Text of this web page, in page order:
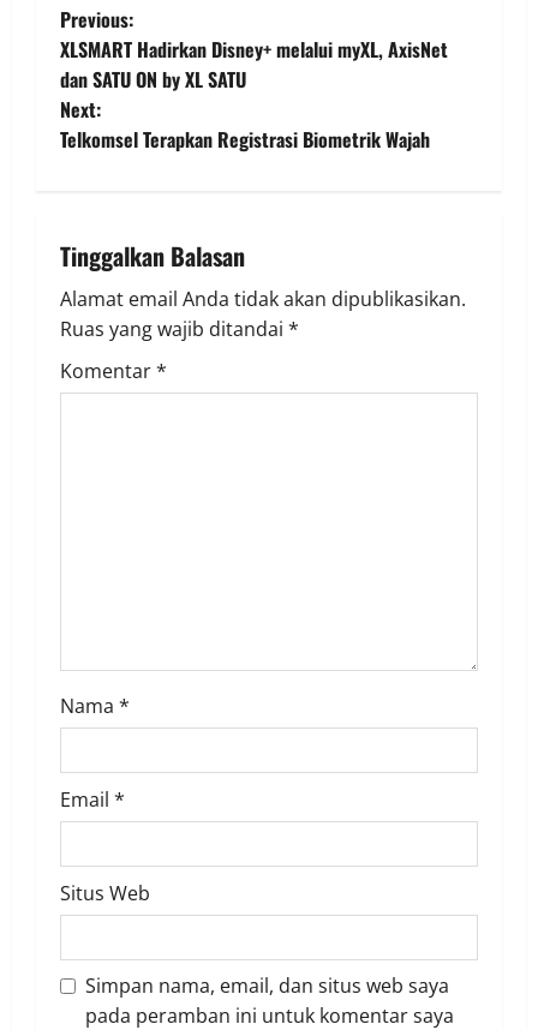
P
o
s
a
v
i
n
Previous:
XLSMART Hadirkan Disney+ melalui myXL, AxisNet
dan SATU ON by XL SATU
Next:
Telkomsel Terapkan Registrasi Biometrik Wajah
Tinggalkan Balasan
Alamat email Anda tidak akan dipublikasikan.
Ruas yang wajib ditandai *
Komentar*
Nama *
Email *
Situs Web
Simpan nama, email, dan situs web saya
pada peramban ini untuk komentar saya